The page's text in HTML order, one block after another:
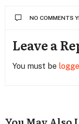
NO COMMENTS
Leave a
You must be